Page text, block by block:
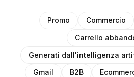
Promo Commercio
Carrello
Generati dall'intelligenza
Gmail
B2B